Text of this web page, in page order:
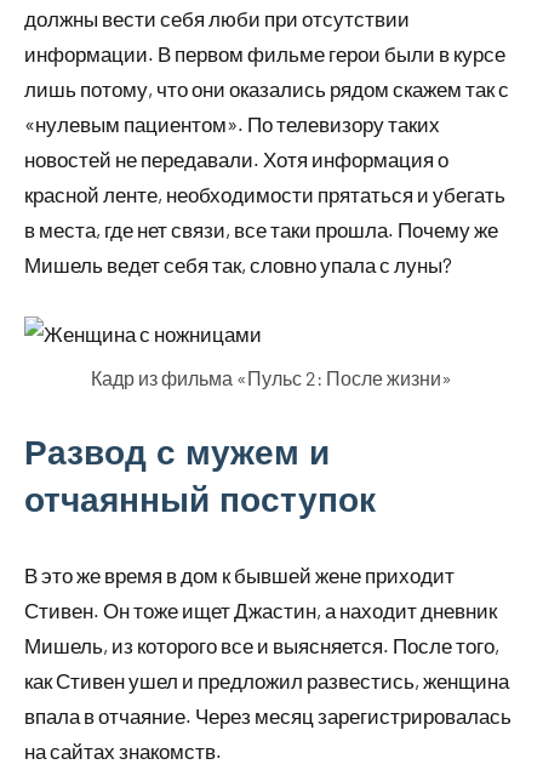
должны вести себя люби при отсутствии
информации. В первом фильме герои были в курсе
лишь потому, что они оказались рядом скажем так с
«нулевым пациентом». По телевизору таких
новостей не передавали. Хотя информация о
красной ленте, необходимости прятаться и убегать
в места, где нет связи, все таки прошла. Почему же
Мишель ведет себя так, словно упала с луны?
Кадр из фильма «Пульс 2: После жизни»
Развод с мужем и
отчаянный поступок
В это же время в дом к бывшей жене приходит
Стивен. Он тоже ищет Джастин, а находит дневник
Мишель, из которого все и выясняется. После того,
как Стивен ушел и предложил развестись, женщина
впала в отчаяние. Через месяц зарегистрировалась
на сайтах знакомств.